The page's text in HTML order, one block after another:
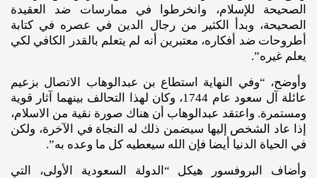
الصحيحة للإسلام، وانخرطوا في ممارسات ضد العقيدة
الصحيحة، وبدأ الكثير من رجال الدين في عصره في كتابة
أطروحات ضد أفكاره، معتبرين أنه لم يتعلم بالقدر الكافي لكي
يعلم غيره”.
وأوضح، “وفي النهاية استطاع بن عبدالوهاب الاتصال بزعيم
عائلة آل سعود عام 1744، وكان لهذا التحالف بينهما آثار قوية
ومستمرة. واعتقد عبدالوهاب أن هناك صورة نقية من الاسلام،
إذا عاد الشخص إليها سيضمن ذلك له النجاة في الآخرة، ولكن
في الحياة الدنيا أيضا فإن الله سيعطيه كل ما وعده به”.
وأضاف البروفسور هيكل “الدولة السعودية الأولى، التي